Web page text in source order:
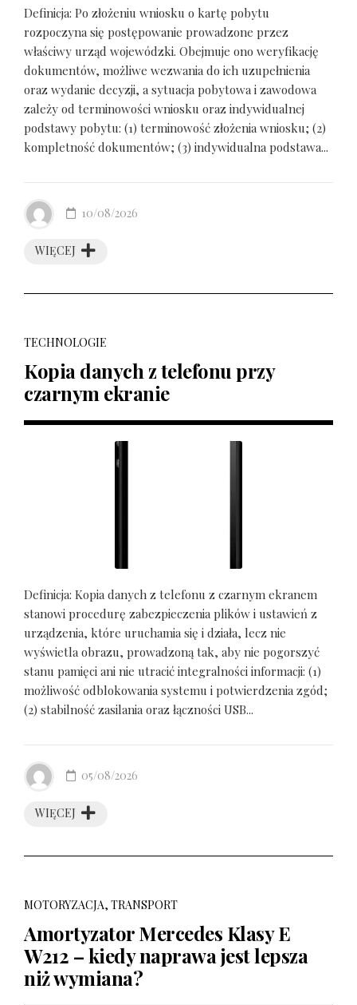
Definicja: Po złożeniu wniosku o kartę pobytu
rozpoczyna się postępowanie prowadzone przez
właściwy urząd wojewódzki. Obejmuje ono weryfikację
dokumentów, możliwe wezwania do ich uzupełnienia
oraz wydanie decyzji, a sytuacja pobytowa i zawodowa
zależy od terminowości wniosku oraz indywidualnej
podstawy pobytu: (1) terminowość złożenia wniosku; (2)
kompletność dokumentów; (3) indywidualna podstawa...
WIĘCEJ
10/08/2026
TECHNOLOGIE
Kopia danych z telefonu przy
czarnym ekranie
Definicja: Kopia danych z telefonu z czarnym ekranem
stanowi procedurę zabezpieczenia plików i ustawień z
urządzenia, które uruchamia się i działa, lecz nie
wyświetla obrazu, prowadzoną tak, aby nie pogorszyć
stanu pamięci ani nie utracić integralności informacji: (1)
możliwość odblokowania systemu i potwierdzenia zgód;
(2) stabilność zasilania oraz łączności USB...
WIĘCEJ
05/08/2026
MOTORYZACJA, TRANSPORT
Amortyzator Mercedes Klasy E
W212 – kiedy naprawa jest lepsza
niż wymiana?